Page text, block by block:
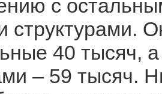
с
структурами.
40 тысяч,
– 59 тысяч.